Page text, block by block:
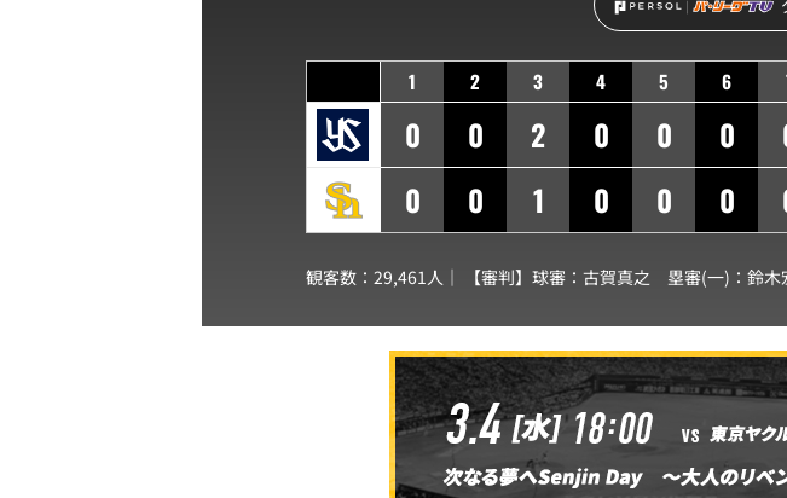
1 2 3 4 5 6
0 0 2 0 0 0
0
0 1 0 0 0
観客数：29,461人｜ 【審判】球審： 古賀真之 塁審(一)： 鈴木